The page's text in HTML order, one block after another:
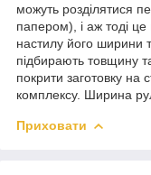
можуть розділятися
папером), і аж тоді це
настилу його ширини
підбирають товщину
покрити заготовку на
комплексу. Ширина
Приховати